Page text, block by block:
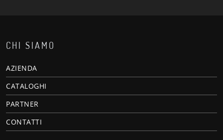
CHI SIAMO
AZIENDA
CATALOGHI
PARTNER
CONTATTI